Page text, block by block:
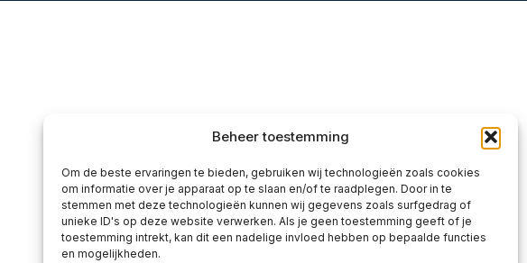
Beheer toestemming
Om de beste ervaringen te bieden, gebruiken wij technologieën zoals cookies
om informatie over je apparaat op te slaan en/of te raadplegen. Door in te
stemmen met deze technologieën kunnen wij gegevens zoals surfgedrag of
unieke ID's op deze website verwerken. Als je geen toestemming geeft of je
toestemming intrekt, kan dit een nadelige invloed hebben op bepaalde functies
en mogelijkheden.